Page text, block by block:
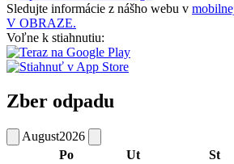
Sledujte informácie z nášho webu v
V OBRAZE.
Voľne k stiahnutiu:
Zber odpadu
August2026
Po
Ut St